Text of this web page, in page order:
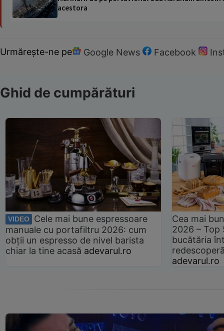
acestora
Urmărește-ne pe Google News Facebook
Ghid de cumpărături
VIDEO
Cele mai bune espressoare
manuale cu portafiltru 2026: cum
obții un espresso de nivel barista
chiar la tine acasă adevarul.ro
Cea mai
2026 –
bucătăria
adevarul.ro